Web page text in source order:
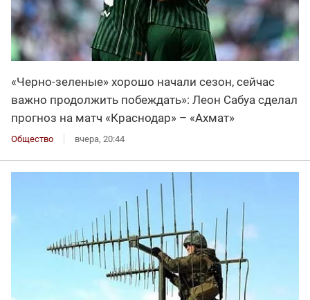
«Черно-зеленые» хорошо начали сезон, сейчас
важно продолжить побеждать»: Леон Сабуа сделал
прогноз на матч «Краснодар» – «Ахмат»
Общество вчера, 20:44